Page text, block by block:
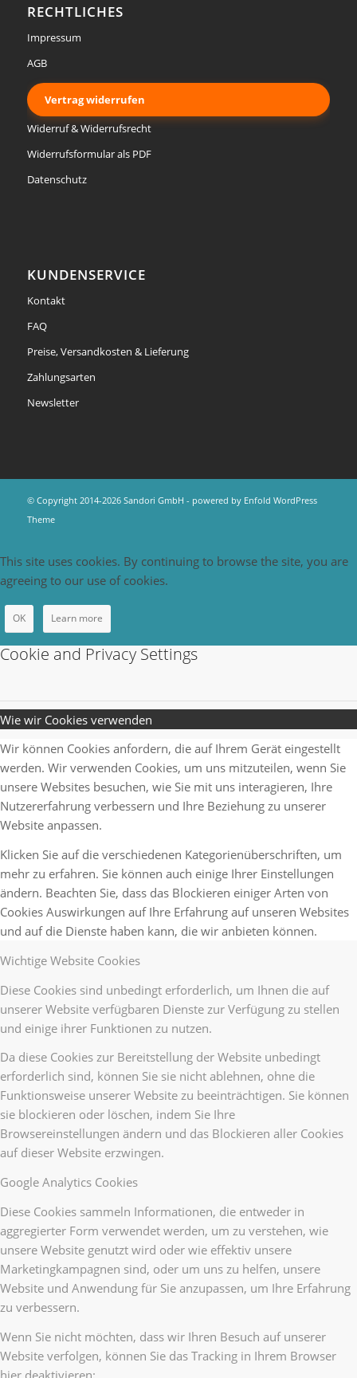
RECHTLICHES
Impressum
AGB
Vertrag widerrufen
Widerruf & Widerrufsrecht
Widerrufsformular als PDF
Datenschutz
KUNDENSERVICE
Kontakt
FAQ
Preise, Versandkosten & Lieferung
Zahlungsarten
Newsletter
© Copyright 2014-2026 Sandori GmbH - powered by Enfold WordPress
Theme
This site uses cookies. By continuing to browse the site, you are
agreeing to our use of cookies.
OK Learn more
Cookie and Privacy Settings
Wie wir Cookies verwenden
Wir können Cookies anfordern, die auf Ihrem Gerät eingestellt
werden. Wir verwenden Cookies, um uns mitzuteilen, wenn Sie
unsere Websites besuchen, wie Sie mit uns interagieren, Ihre
Nutzererfahrung verbessern und Ihre Beziehung zu unserer
Website anpassen.
Klicken Sie auf die verschiedenen Kategorienüberschriften, um
mehr zu erfahren. Sie können auch einige Ihrer Einstellungen
ändern. Beachten Sie, dass das Blockieren einiger Arten von
Cookies Auswirkungen auf Ihre Erfahrung auf unseren Websites
und auf die Dienste haben kann, die wir anbieten können.
Wichtige Website Cookies
Diese Cookies sind unbedingt erforderlich, um Ihnen die auf
unserer Website verfügbaren Dienste zur Verfügung zu stellen
und einige ihrer Funktionen zu nutzen.
Da diese Cookies zur Bereitstellung der Website unbedingt
erforderlich sind, können Sie sie nicht ablehnen, ohne die
Funktionsweise unserer Website zu beeinträchtigen. Sie können
sie blockieren oder löschen, indem Sie Ihre
Browsereinstellungen ändern und das Blockieren aller Cookies
auf dieser Website erzwingen.
Google Analytics Cookies
Diese Cookies sammeln Informationen, die entweder in
aggregierter Form verwendet werden, um zu verstehen, wie
unsere Website genutzt wird oder wie effektiv unsere
Marketingkampagnen sind, oder um uns zu helfen, unsere
Website und Anwendung für Sie anzupassen, um Ihre Erfahrung
zu verbessern.
Wenn Sie nicht möchten, dass wir Ihren Besuch auf unserer
Website verfolgen, können Sie das Tracking in Ihrem Browser
hier deaktivieren: